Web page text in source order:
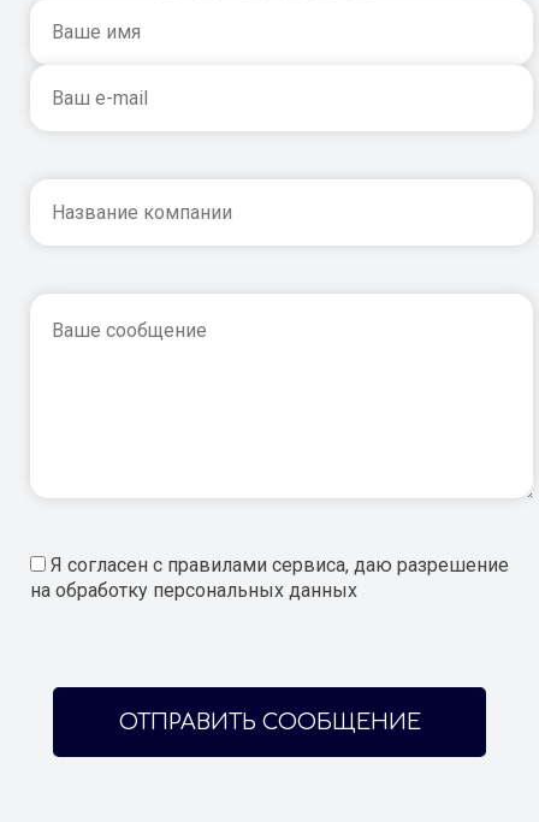
Я согласен с правилами сервиса, даю разрешение
на обработку персональных данных